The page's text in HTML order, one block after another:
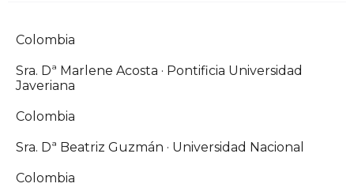
Colombia
Sra. Dª Marlene Acosta · Pontificia Universidad
Javeriana
Colombia
Sra. Dª Beatriz Guzmán · Universidad Nacional
Colombia